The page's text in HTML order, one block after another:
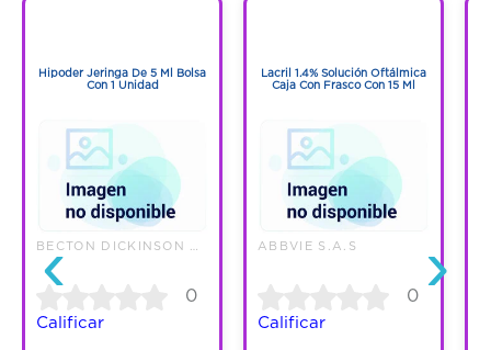
‹
Hipoder Jeringa De 5 Ml Bolsa
Con 1 Unidad
0
Calificar
Lacril 1.4% Solución Oftálmica
Caja Con Frasco Con 15 Ml
ABBVIE S.A.S
0
Calificar
›